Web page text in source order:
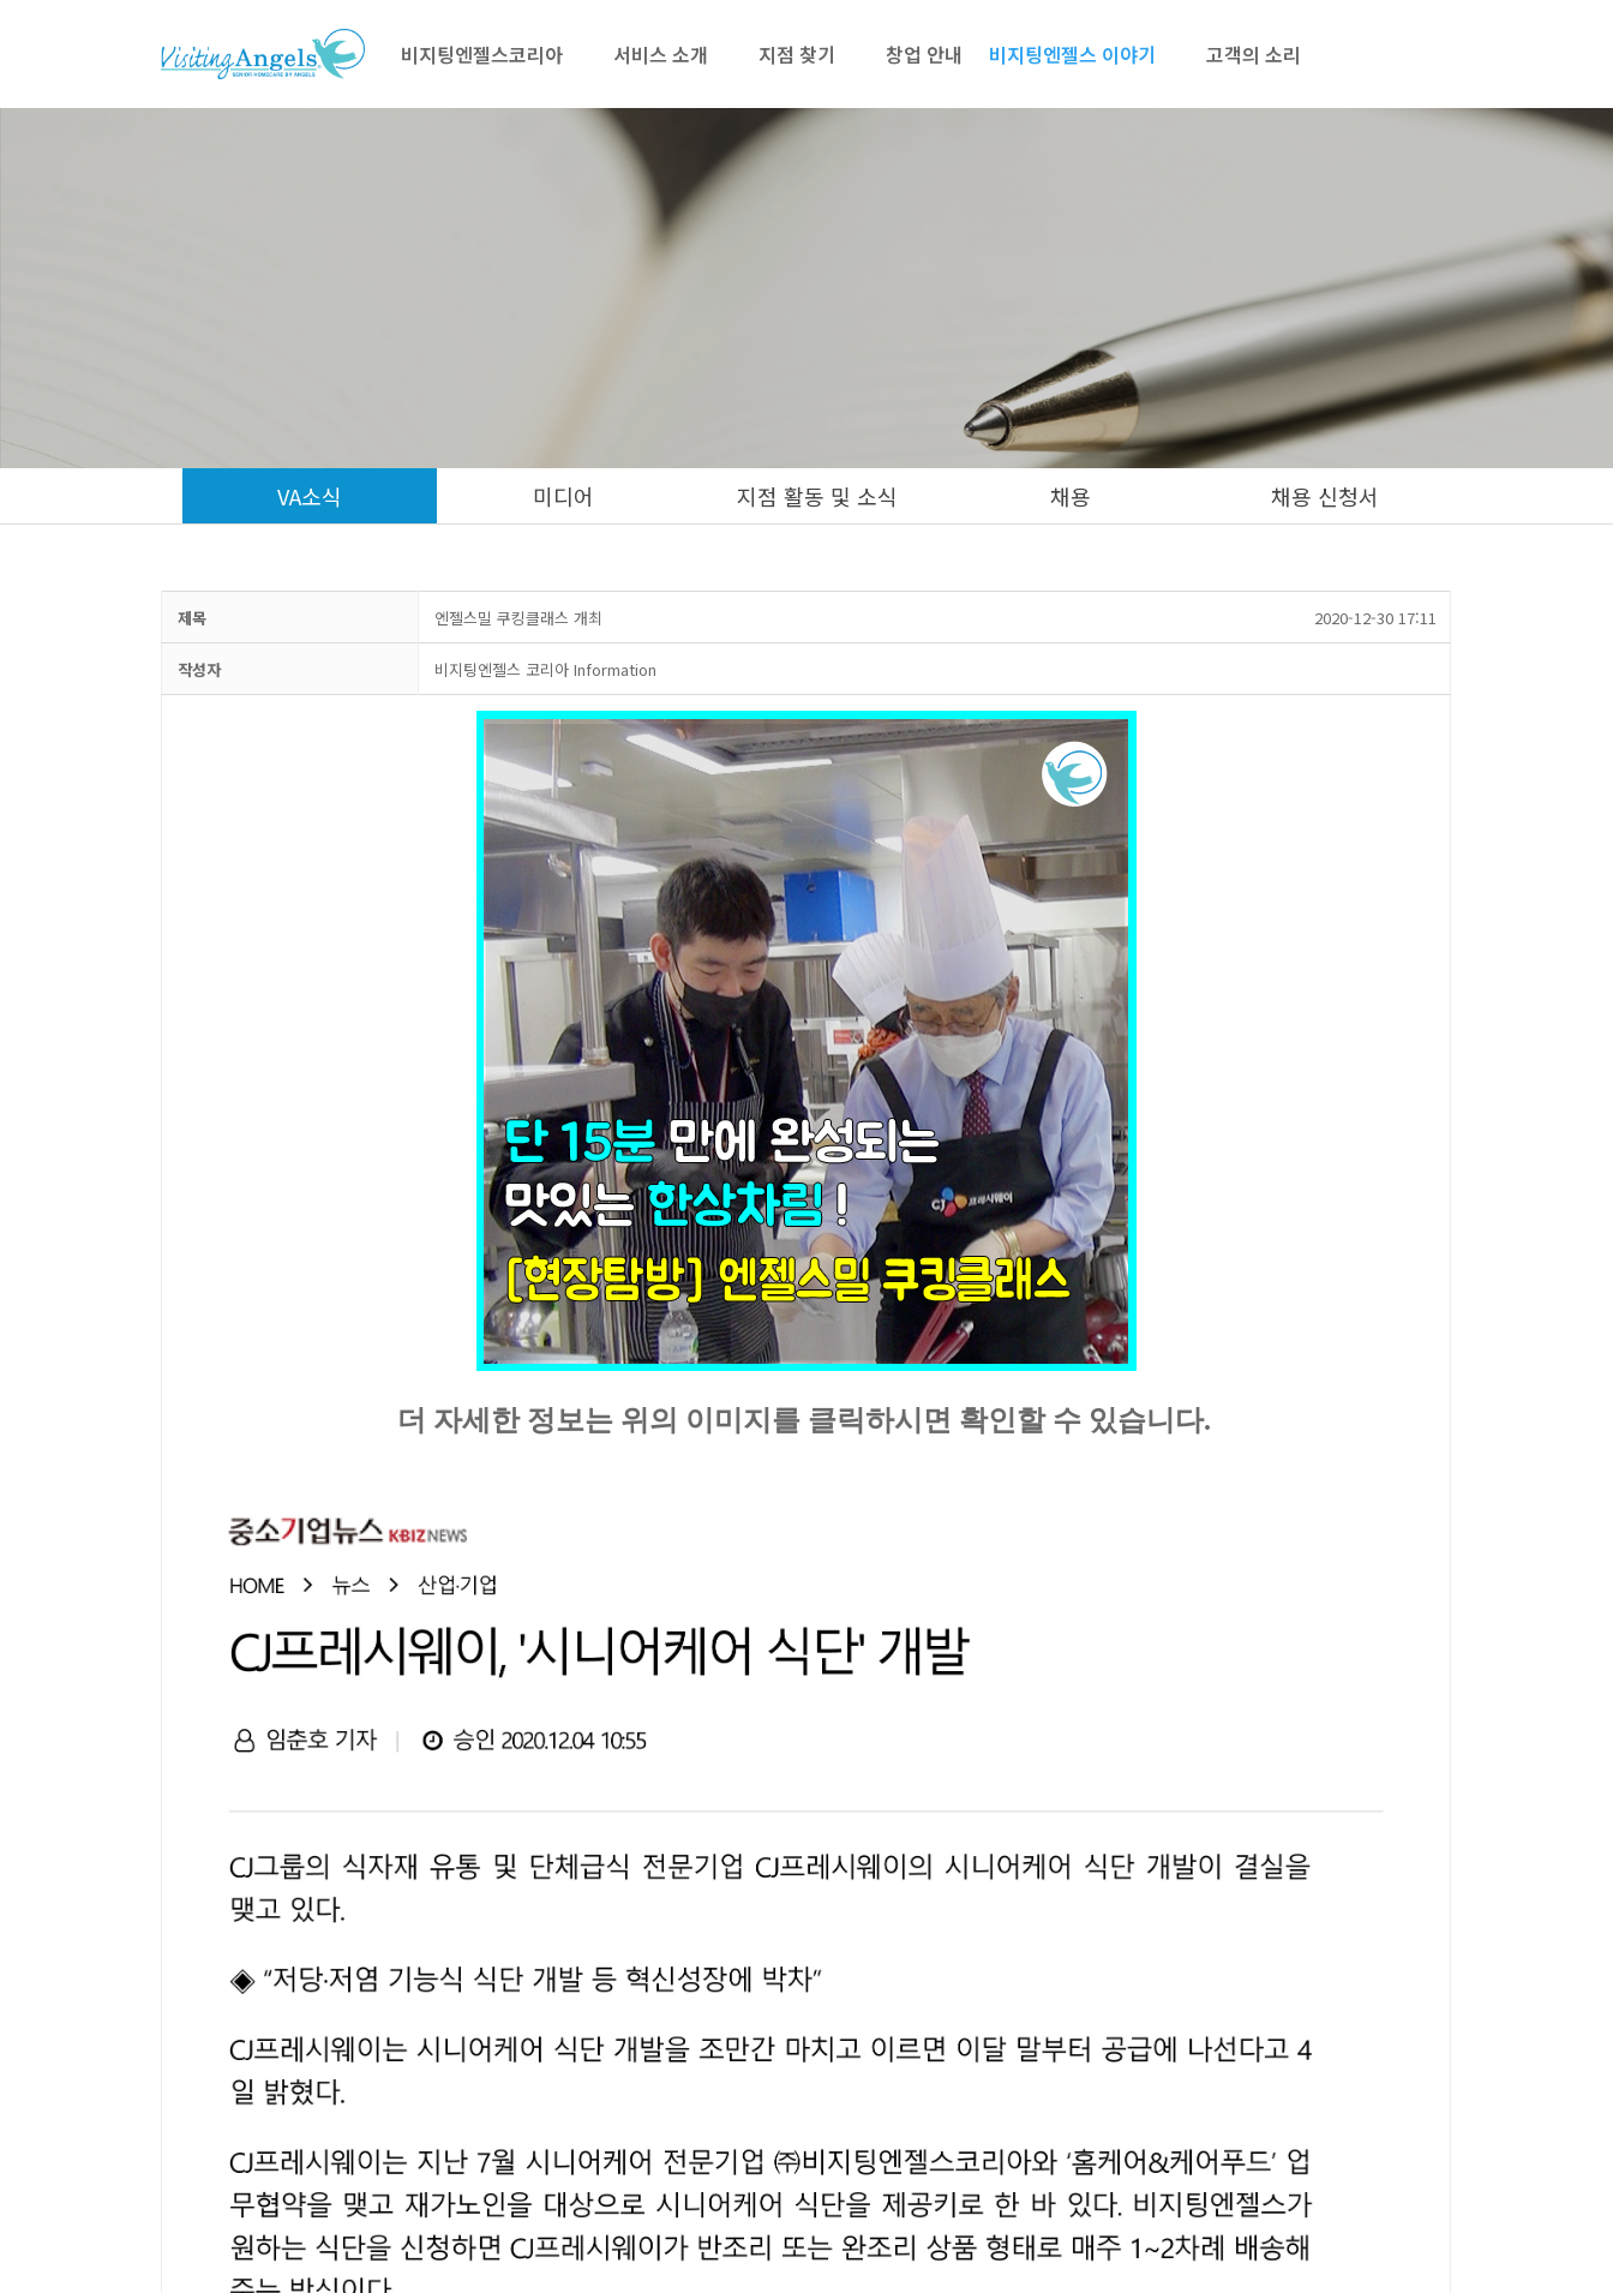
비지팅엔젤스코리아 서비스 소개 지점 찾기 창업 안내 비지팅엔젤스 이야기 고객의 소리
VA소식 미디어 지점 활동 및 소식 채용 채용 신청서
제목 엔젤스밀 쿠킹클래스 개최 2020-12-30 17:11
작성자 비지팅엔젤스 코리아 Information
더 자세한 정보는 위의 이미지를 클릭하시면 확인할 수 있습니다.